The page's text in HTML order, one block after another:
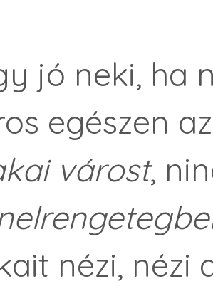
jó neki, ha
egészen
várost,
nézi, nézi